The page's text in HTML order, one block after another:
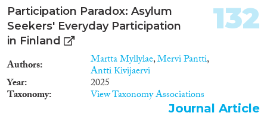
Participation Paradox: Asylum
Seekers' Everyday Participation
in Finland
Authors Martta Myllylae,Mervi Pantti,
Antti Kivijaervi
Year 2025
Taxonomy View Taxonomy Associations
132
Journal Article